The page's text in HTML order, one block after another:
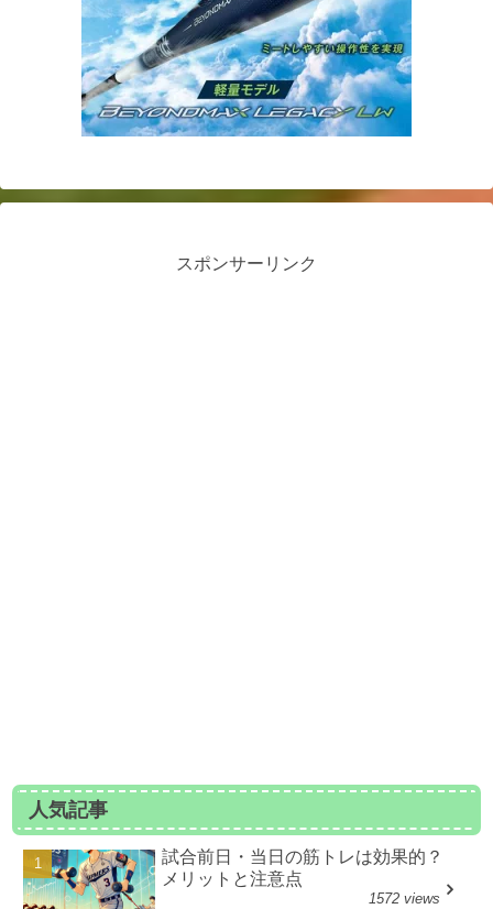
スポンサーリンク
人気記事
試合前日・当日の筋トレは効果的？
メリットと注意点
1572 views